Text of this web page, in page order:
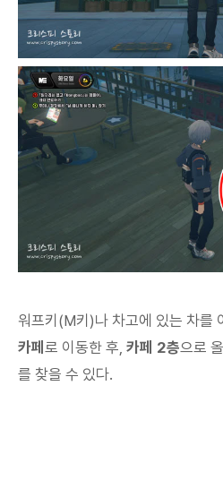
워프키(M키)나 차고에 있는 차를
카페 로 이동한 후, 카페 2층으로
를 찾을 수 있다.